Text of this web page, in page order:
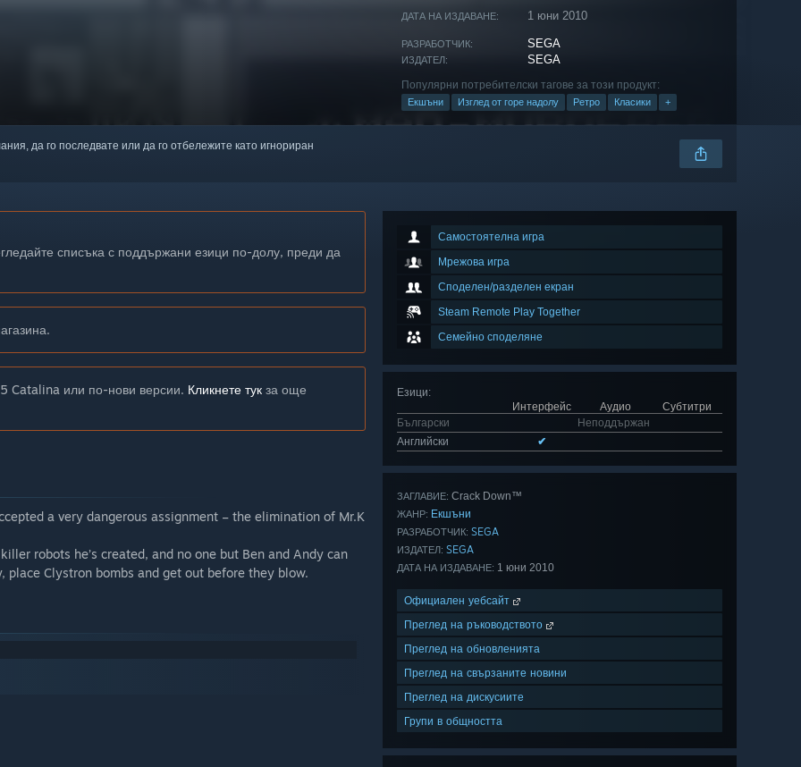
ДАТА НА ИЗДАВАНЕ: 1 юни 2010
РАЗРАБОТЧИК: SEGA
ИЗДАТЕЛ: SEGA
Популярни потребителски тагове за този продукт:
Екшъни Изглед от горе надолу Ретро Класики +
да го последвате или да го отбележите като игнориран
Самостоятелна игра
Мрежова игра
Споделен/разделен екран
Steam Remote Play Together
Семейно споделяне
Езици:
Интерфейс
Аудио
Субтитри
Български
Неподдържан
Английски
✔
ЗАГЛАВИЕ: Crack Down™
ЖАНР: Екшъни
РАЗРАБОТЧИК: SEGA
ИЗДАТЕЛ: SEGA
ДАТА НА ИЗДАВАНЕ: 1 юни 2010
Официален уебсайт
Преглед на ръководството
Преглед на обновленията
Преглед на свързаните новини
Преглед на дискусиите
Групи в общността
списъка с поддържани езици по-долу, преди да
Catalina или по-нови версии. Кликнете тук за още
a very dangerous assignment – the elimination of Mr.K
robots he’s created, and no one but Ben and Andy can
Clystron bombs and get out before they blow.